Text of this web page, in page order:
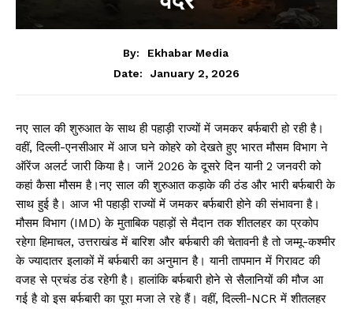
By:
Ekhabar Media
Date:
January 2, 2026
नए साल की शुरुआत के साथ ही पहाड़ी राज्यों में जमकर बर्फबारी हो रही है।
वहीं, दिल्ली-एनसीआर में आज घने कोहरे को देखते हुए भारत मौसम विभाग ने
ऑरेंज अलर्ट जारी किया है। जानें 2026 के दूसरे दिन यानी 2 जनवरी को
कहां कैसा मौसम है।नए साल की शुरुआत कड़ाके की ठंड और भारी बर्फबारी के
साथ हुई है। आज भी पहाड़ी राज्यों में जमकर बर्फबारी होने की संभावना है।
मौसम विभाग (IMD) के मुताबिक पहाड़ों से मैदान तक शीतलहर का प्रकोप
रहेगा हिमाचल, उत्तराखंड में बारिश और बर्फबारी की चेतावनी है तो जम्मू-कश्मीर
के ज्यादातर इलाकों में बर्फबारी का अनुमान है। यानी तापमान में गिरावट की
वजह से प्रचंड ठंड रहेगी है। हालांकि बर्फबारी होने से सैलानियों की मौज आ
गई है वो इस बर्फबारी का पूरा मजा ले रहे हैं। वहीं, दिल्ली-NCR में शीतलहर